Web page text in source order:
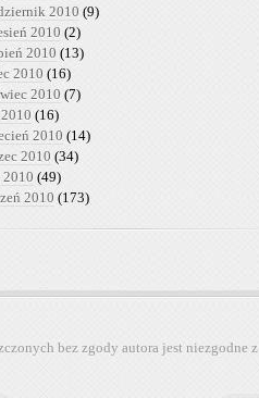
2010 (9)
2010 (2)
2010 (13)
2010 (16)
2010 (7)
(16)
2010 (14)
2010 (34)
(49)
2010 (173)
bez zgody autora jest niezgodne z